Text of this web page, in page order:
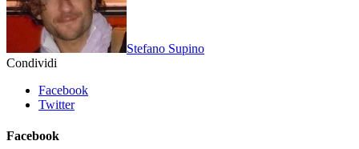
Stefano Supino
Condividi
Facebook
Twitter
Facebook